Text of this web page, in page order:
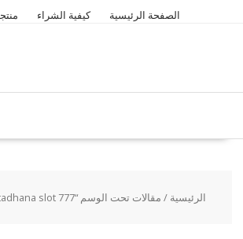
الصفحة الرئيسية كيفية الشراء
الرئيسية / مقالات تحت الوسم “tadhana slot 777”